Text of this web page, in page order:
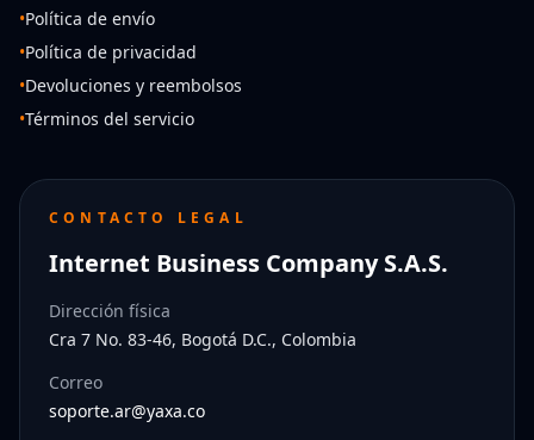
•Política de envío
•Política de privacidad
•Devoluciones y reembolsos
•Términos del servicio
CONTACTO LEGAL
Internet Business Company S.A.S.
Dirección física
Cra 7 No. 83-46, Bogotá D.C., Colombia
Correo
soporte.ar@yaxa.co